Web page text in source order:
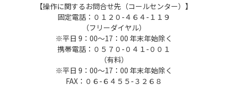
【操作に関するお問合せ先（コールセンター）】
固定電話：０１２０-４６４-１１９
（フリーダイヤル）
※平日 9：00～17：00 年末年始除く
携帯電話：０５７０-０４１-００１
（有料）
※平日 9：00～17：00 年末年始除く
FAX：０６-６４５５-３２６８